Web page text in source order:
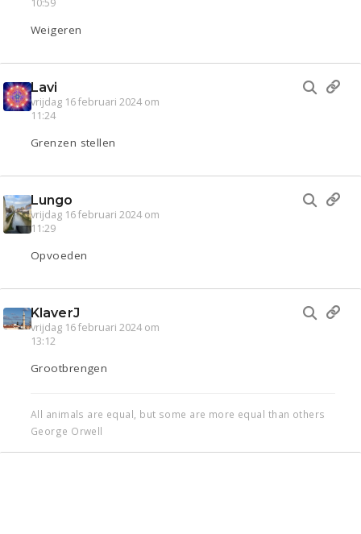
10:59
Weigeren
Lavi
vrijdag 16 februari 2024 om
11:24
Grenzen stellen
Lungo
vrijdag 16 februari 2024 om
11:29
Opvoeden
KlaverJ
vrijdag 16 februari 2024 om
13:12
Grootbrengen
All animals are equal, but some are more equal than others
George Orwell